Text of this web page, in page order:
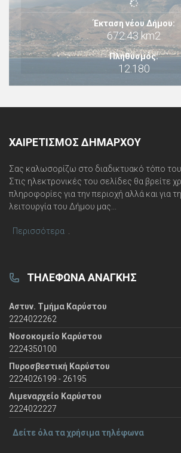
Έκταση νέου Δήμου:
672.43 km2
Πληθυσμός:
12.180
ΧΑΙΡΕΤΙΣΜΌΣ ΔΗΜΆΡΧΟΥ
Σας καλωσορίζω στο διαδικτυακό τόπο
Στις ηλεκτρονικές του σελίδες θα βρείτε
πληροφορίες για την περιοχή αλλά και για
λειτουργία του Δήμου μας...
Περισσότερα
ΤΗΛΈΦΩΝΑ ΑΝΆΓΚΗΣ
Αστυν. Τμήμα Καρύστου
2224022262
Νοσοκομείο Καρύστου
2224350100
Πυροσβεστική Καρύστου
2224026199 - 26195
Λιμεναρχείο Καρύστου
2224022227
Δείτε όλα τα χρήσιμα τηλέφωνα